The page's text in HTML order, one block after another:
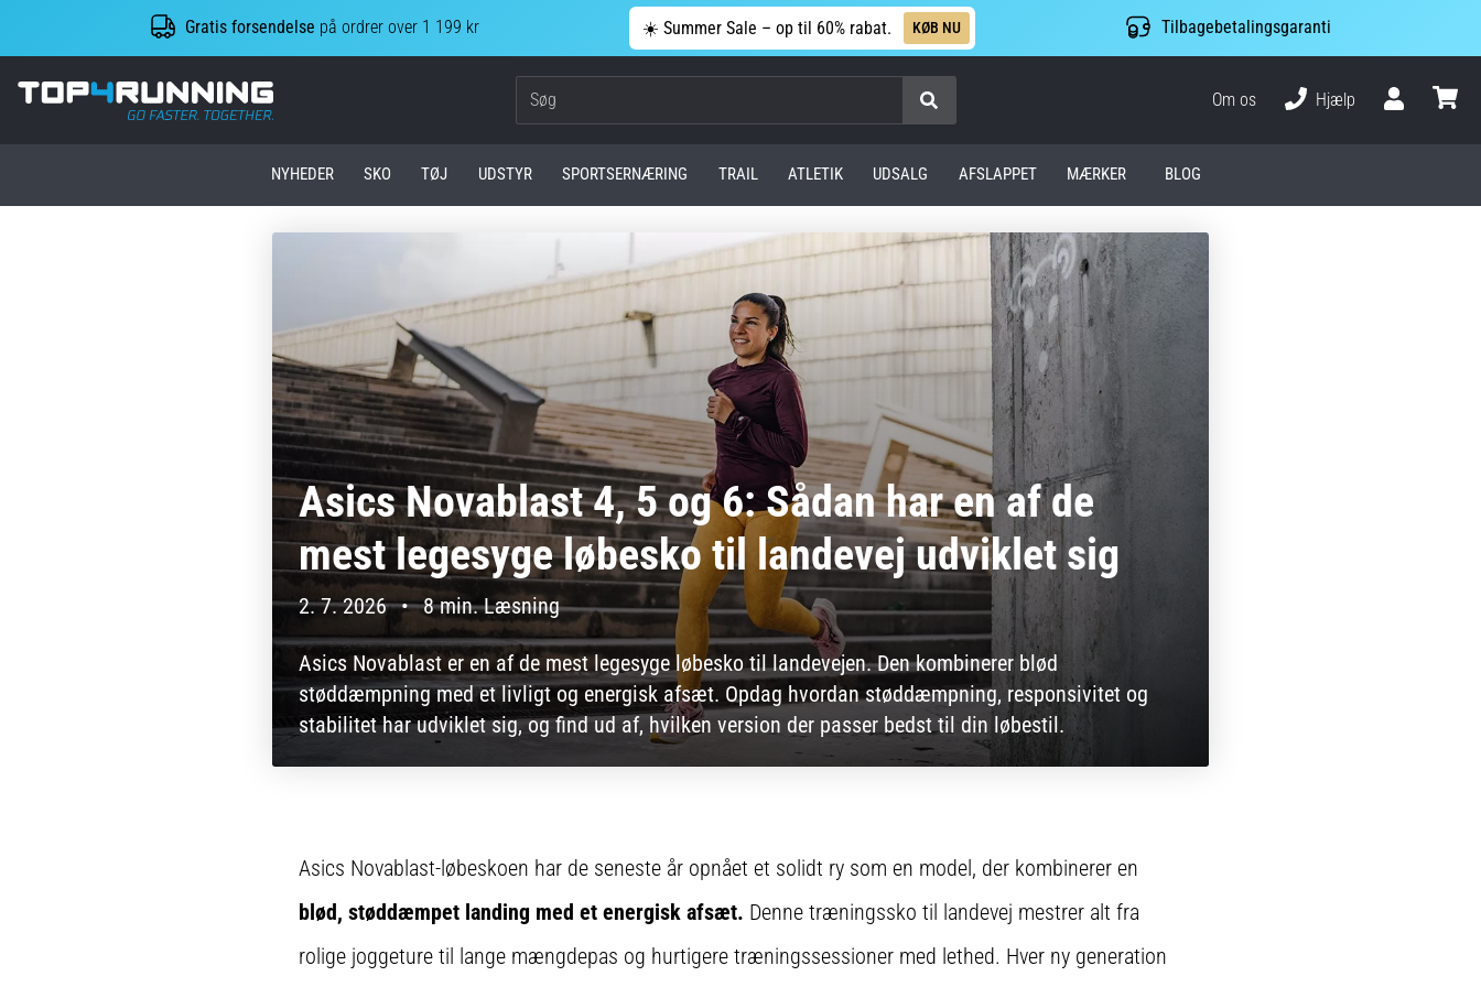
Gratis forsendelse på ordrer over 1 199 kr ☀️ Summer Sale – op til 60% rabat. KØB NU Tilbagebetalingsgaranti
Top4Running.dk
Om os
Hjælp
NYHEDER SKO TØJ UDSTYR SPORTSERNÆRING TRAIL ATLETIK UDSALG AFSLAPPET MÆRKER BLOG
Asics Novablast 4, 5 og 6: Sådan har en af de
mest legesyge løbesko til landevej udviklet sig
2. 7. 2026 • 8 min. Læsning
Asics Novablast er en af de mest legesyge løbesko til landevejen. Den kombinerer blød
støddæmpning med et livligt og energisk afsæt. Opdag hvordan støddæmpning, responsivitet og
stabilitet har udviklet sig, og find ud af, hvilken version der passer bedst til din løbestil.
Asics Novablast-løbeskoen har de seneste år opnået et solidt ry som en model, der kombinerer en
blød, støddæmpet landing med et energisk afsæt. Denne træningssko til landevej mestrer alt fra
rolige joggeture til lange mængdepas og hurtigere træningssessioner med lethed. Hver ny generation